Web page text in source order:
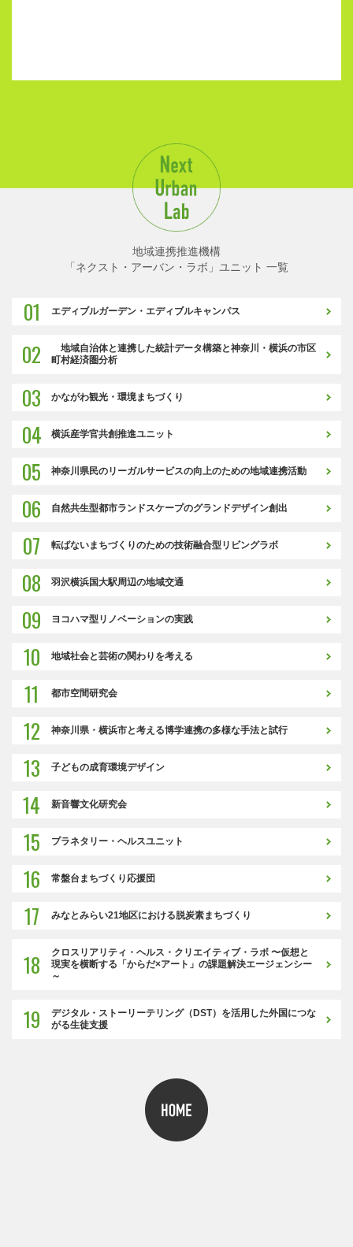
地域連携推進機構
「ネクスト・アーバン・ラボ」ユニット 一覧
01 エディブルガーデン・エディブルキャンパス
02
地域自治体と連携した統計データ構築と神奈川・横浜の市区
町村経済圏分析
03 かながわ観光・環境まちづくり
04 横浜産学官共創推進ユニット
05 神奈川県民のリーガルサービスの向上のための地域連携活動
06 自然共生型都市ランドスケープのグランドデザイン創出
07 転ばないまちづくりのための技術融合型リビングラボ
08 羽沢横浜国大駅周辺の地域交通
09 ヨコハマ型リノベーションの実践
10 地域社会と芸術の関わりを考える
11 都市空間研究会
12 神奈川県・横浜市と考える博学連携の多様な手法と試行
13 子どもの成育環境デザイン
14 新音響文化研究会
15 プラネタリー・ヘルスユニット
16 常盤台まちづくり応援団
17 みなとみらい21地区における脱炭素まちづくり
18
クロスリアリティ・ヘルス・クリエイティブ・ラボ 〜仮想と
現実を横断する「からだ×アート」の課題解決エージェンシー
～
19
デジタル・ストーリーテリング（DST）を活用した外国につな
がる生徒支援